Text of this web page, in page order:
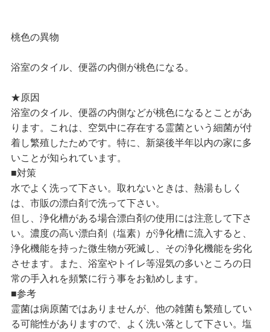
桃色の異物
浴室のタイル、便器の内側が桃色になる。
★原因
浴室のタイル、便器の内側などが桃色になるとことがあ
ります。これは、空気中に存在する霊菌という細菌が付
着し繁殖したためです。特に、新築後半年以内の家に多
いことが知られています。
■対策
水でよく洗って下さい。取れないときは、熱湯もしく
は、市販の漂白剤で洗って下さい。
但し、浄化槽がある場合漂白剤の使用には注意して下さ
い。濃度の高い漂白剤（塩素）が浄化槽に流入すると、
浄化機能を持った微生物が死滅し、その浄化機能を劣化
させます。また、浴室やトイレ等湿気の多いところの日
常の手入れを頻繁に行う事をお勧めします。
■参考
霊菌は病原菌ではありませんが、他の雑菌も繁殖してい
る可能性がありますので、よく洗い落として下さい。塩